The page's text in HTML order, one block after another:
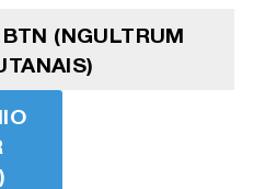
(NGULTRUM